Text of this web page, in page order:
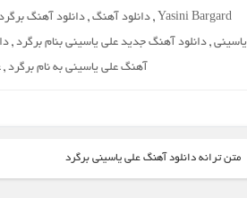
Yasini Bargard
,دانلود آهنگ ,دانلود آهنگ
یاسینی ,دانلود آهنگ جدید علی یاسینی بنام برگرد ,
آهنگ علی یاسینی به نام برگرد ,
متن ترانه دانلود آهنگ علی یاسینی برگرد